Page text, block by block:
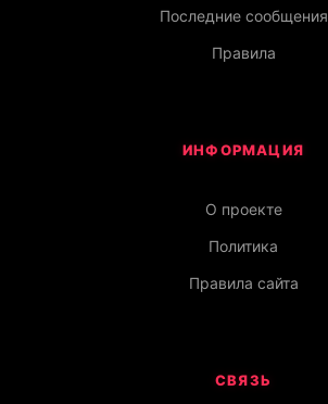
Последние сообщения
Правила
ИНФОРМАЦИЯ
О проекте
Политика
Правила сайта
СВЯЗЬ